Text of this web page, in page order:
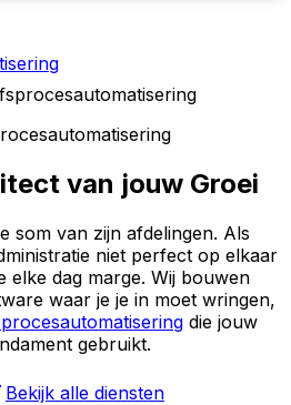
van jouw Groei
som van zijn afdelingen. Als
niet perfect op elkaar
elke dag marge. Wij bouwen
waar je je in moet wringen,
die jouw
gebruikt.
Bekijk alle diensten